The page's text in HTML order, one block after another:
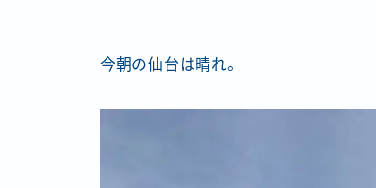
今朝の仙台は晴れ。